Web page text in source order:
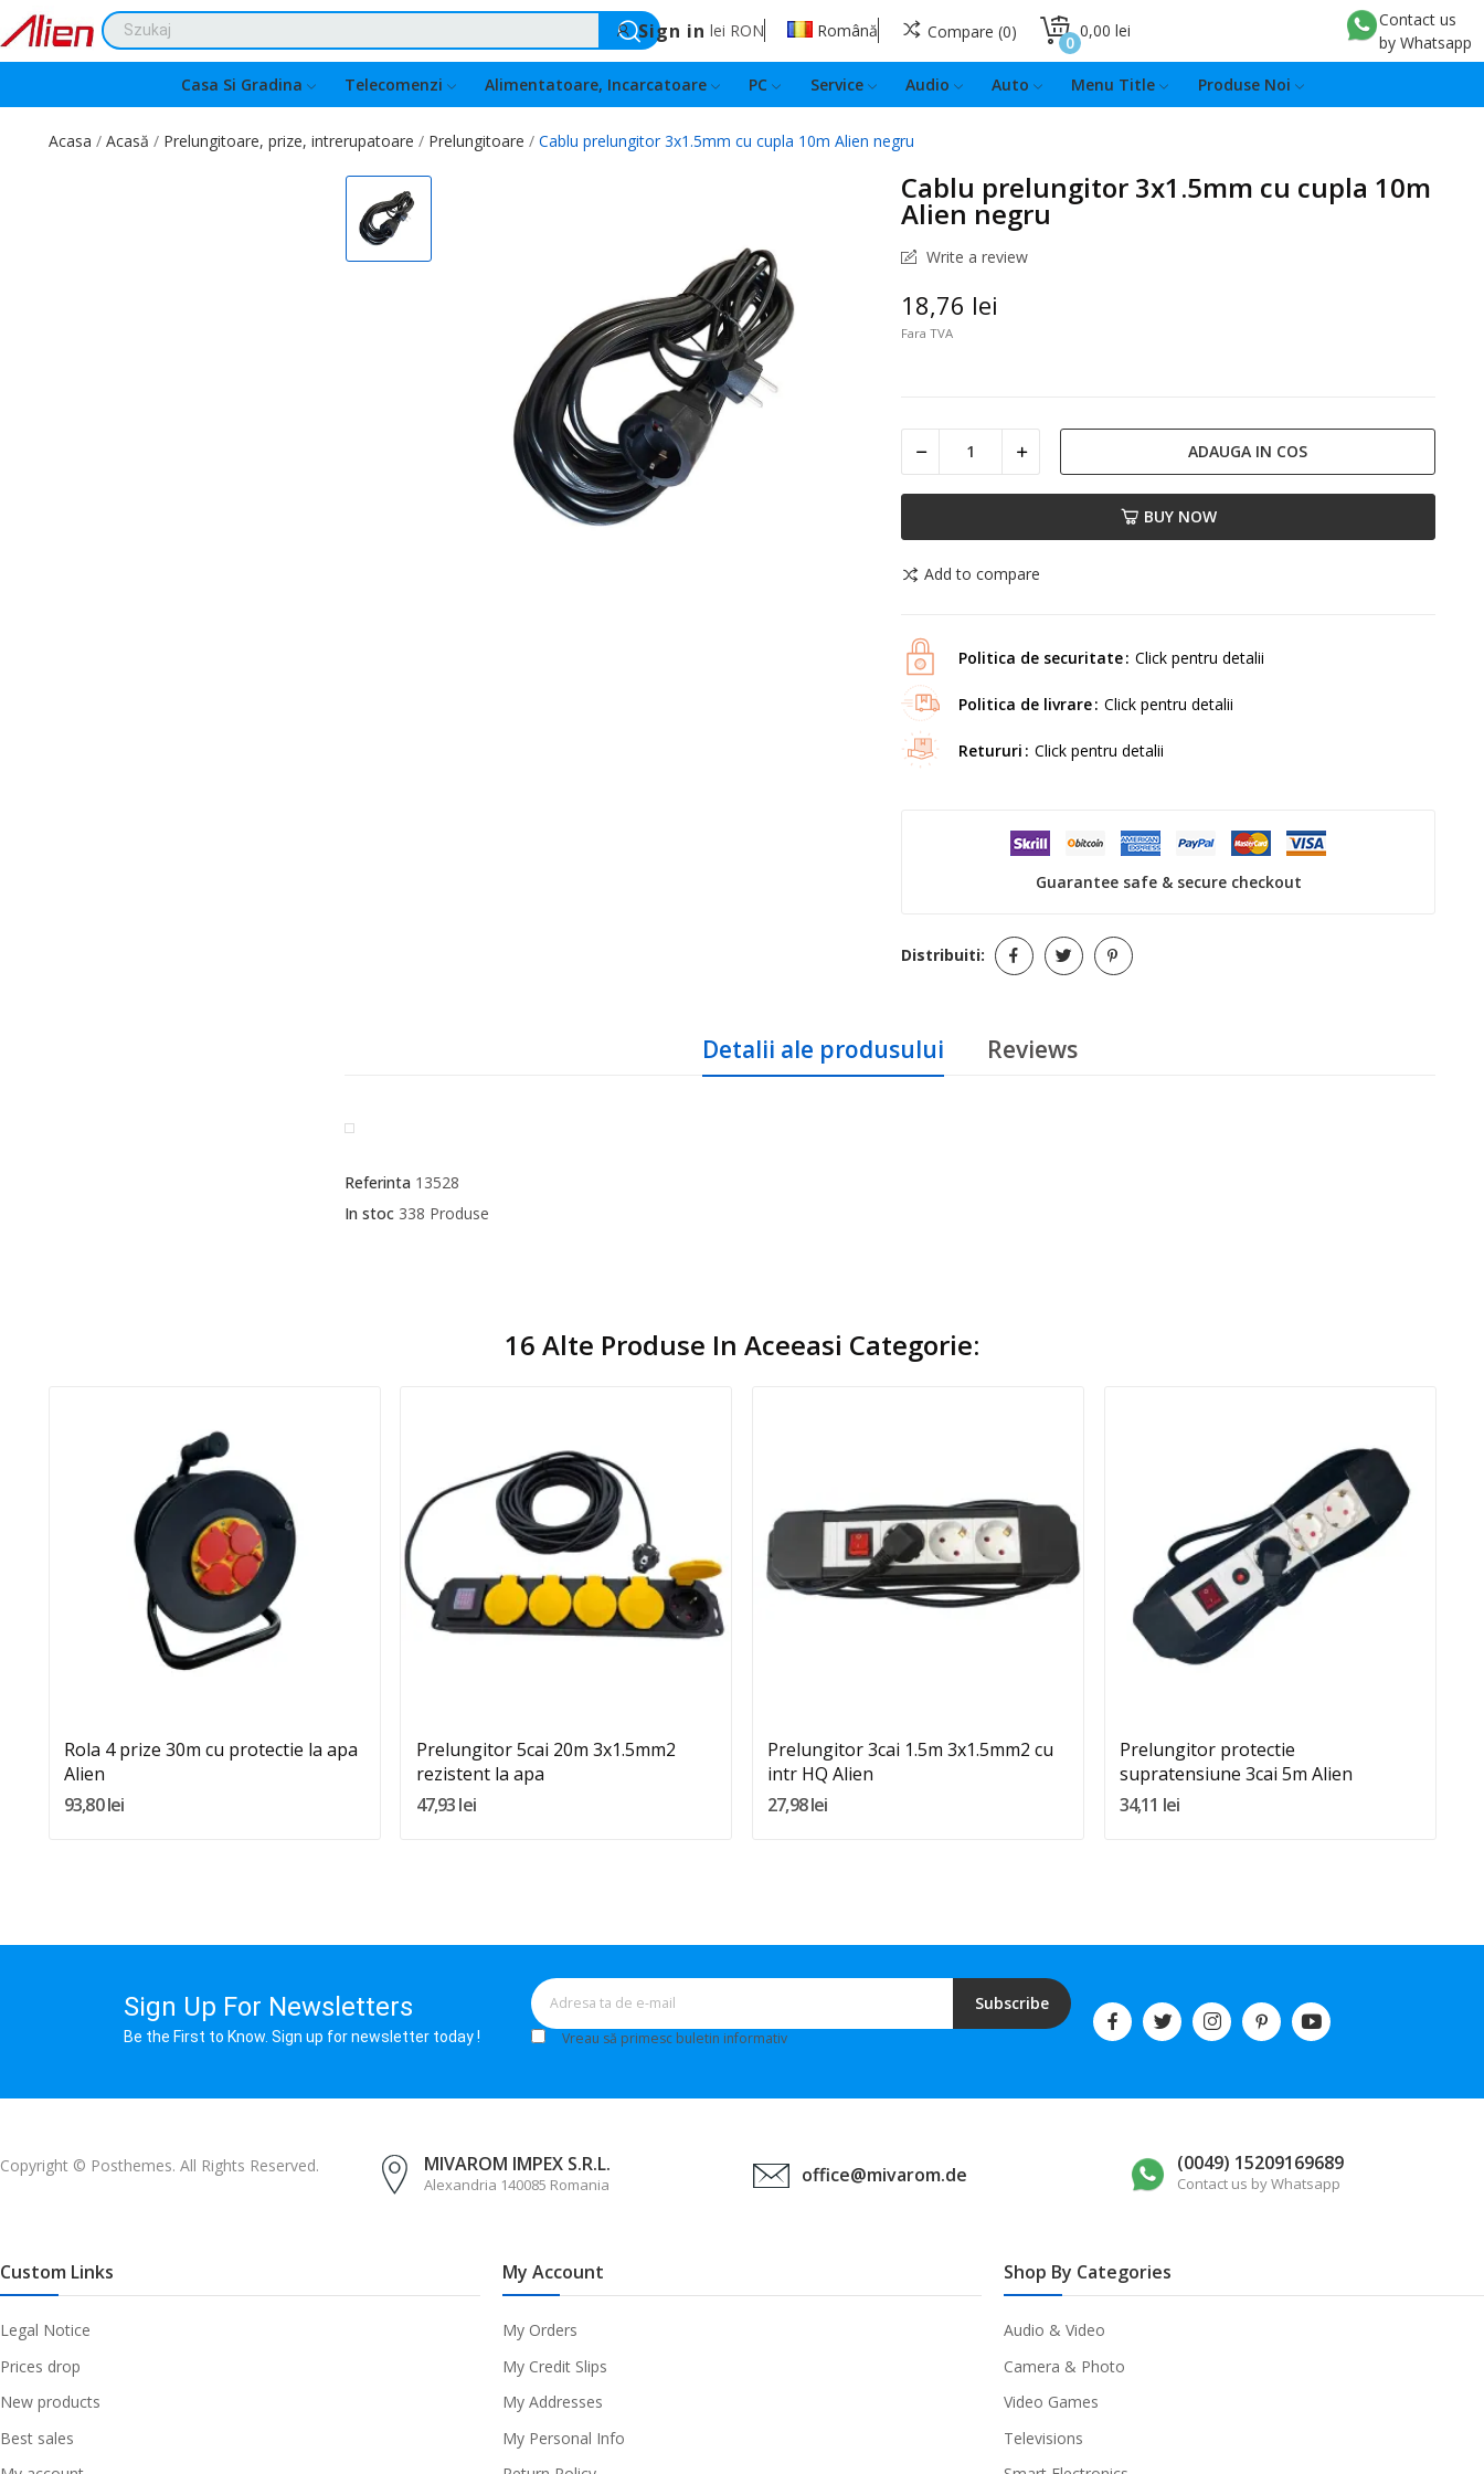
Sign in lei RON Română Compare 0 0,00 lei
0
Contact us
by Whatsapp
Casa Si Gradina
Telecomenzi Alimentatoare, Incarcatoare PC Service Audio Auto Menu Title Produse Noi
Acasa Acasă Prelungitoare, prize, intrerupatoare Prelungitoare Cablu prelungitor 3x1.5mm cu cupla 10m Alien negru
Cablu prelungitor 3x1.5mm cu cupla 10m
Alien negru
Write a review
18,76 lei
Fara TVA
ADAUGA IN COS
BUY NOW
Add to compare
Politica de securitate Click pentru detalii
Politica de livrare Click pentru detalii
Retururi Click pentru detalii
Guarantee safe & secure checkout
Distribuiti:
Detalii ale produsului Reviews
Referinta 13528
In stoc 338 Produse
16 Alte Produse In Aceeasi Categorie:
Quantity:
Adauga In Cos
Rola 4 prize 30m cu protectie la apa
Alien
93,80 lei
Prelungitor 5cai 20m 3x1.5mm2
rezistent la apa
47,93 lei
Prelungitor 3cai 1.5m 3x1.5mm2 cu
intr HQ Alien
27,98 lei
Quantity:
Prelungitor protectie
supratensiune 3cai 5m Alien
34,11 lei
Sign Up For Newsletters
Be the First to Know. Sign up for newsletter today !
Subscribe
Vreau să primesc buletin informativ
Copyright © Posthemes. All Rights Reserved. MIVAROM IMPEX S.R.L.
Alexandria 140085 Romania office@mivarom.de (0049) 15209169689
Contact us by Whatsapp
Custom Links
Legal Notice
Prices drop
New products
Best sales
My Account
My Orders
My Credit Slips
My Addresses
My Personal Info
Shop By Categories
Audio & Video
Camera & Photo
Video Games
Televisions